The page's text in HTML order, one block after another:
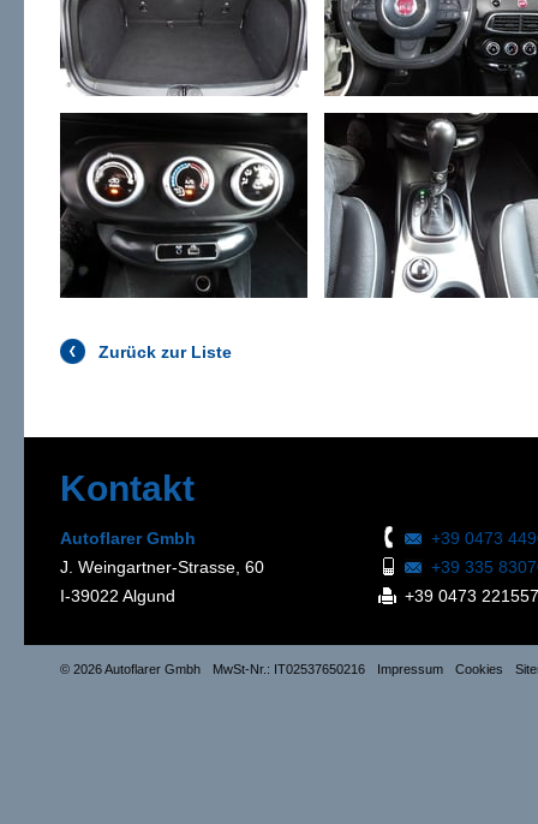
Zurück zur Liste
Kontakt
Autoflarer Gmbh
J. Weingartner-Strasse, 60
I-39022 Algund
+39 0473
+39 335
+39 0473 221557
© 2026 Autoflarer Gmbh MwSt-Nr.: IT02537650216 Impressum Cookies